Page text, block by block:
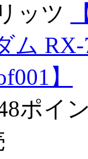
ッツ
ム
】
ポイ